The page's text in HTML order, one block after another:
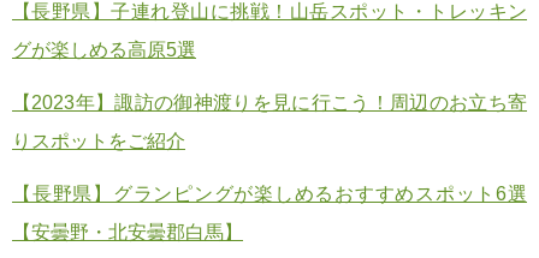
【長野県】子連れ登山に挑戦！山岳スポット・トレッキン
グが楽しめる高原5選
【2023年】諏訪の御神渡りを見に行こう！周辺のお立ち寄
りスポットをご紹介
【長野県】グランピングが楽しめるおすすめスポット6選
【安曇野・北安曇郡白馬】